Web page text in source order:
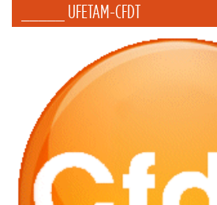
_____ UFETAM-CFDT